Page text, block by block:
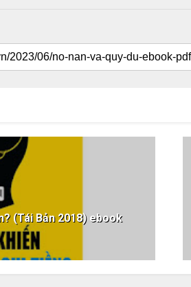
(Tái Bản 2018) ebook